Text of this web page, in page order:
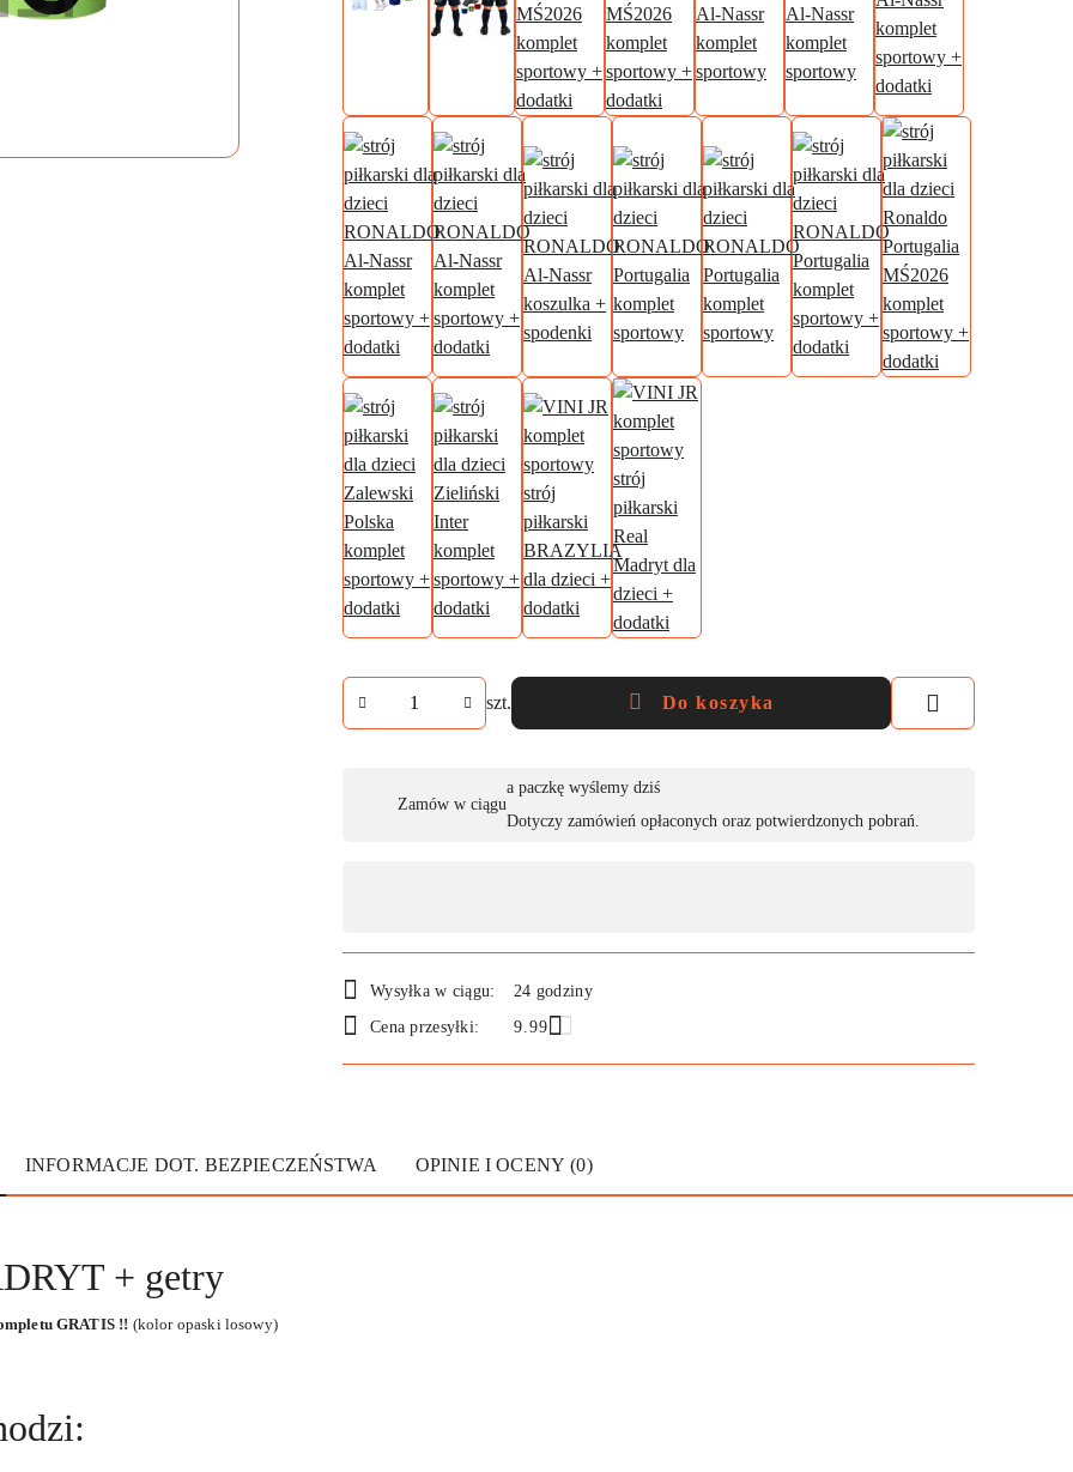
szt. Do koszyka
dostawa
Zamów w ciągu
a paczkę wyślemy dziś
Dotyczy zamówień opłaconych oraz potwierdzonych pobrań.
Wysyłka w ciągu:
24 godziny
Cena przesyłki:
9.99
INFORMACJE DOT. BEZPIECZEŃSTWA OPINIE I OCENY (0)
+ getry
GRATIS !! (kolor opaski losowy)